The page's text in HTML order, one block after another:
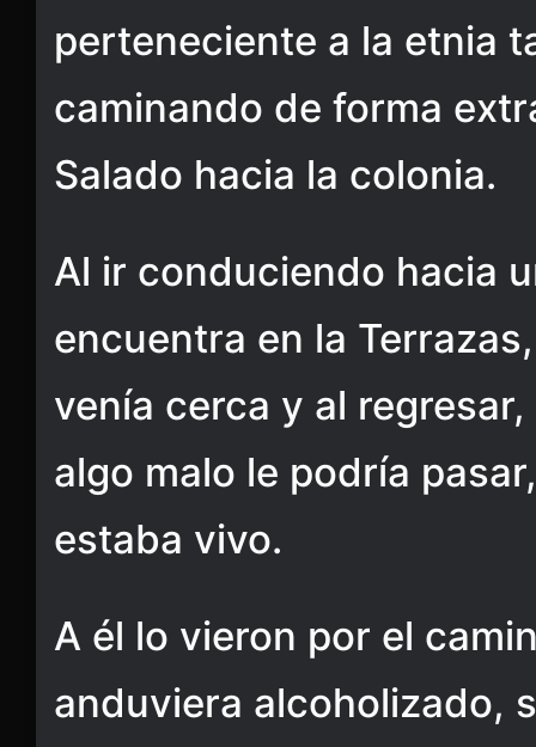
perteneciente a la etnia
caminando de forma
Salado hacia la colonia.
Al ir conduciendo hacia
encuentra en la
venía cerca y al
algo malo le podría
estaba vivo.
A él lo vieron por el
anduviera alcoholizado,